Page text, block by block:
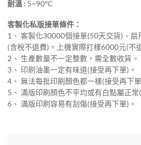
耐溫 : 5~90°C
客製化私版接單條件：
1、 客製化30000個接單(50天交貨)、
(含稅不退費)。上機實際打樣6000元(不
2、 生產數量不一定整數，需全數收貨。
3、 印刷油墨一定有味道(接受再下單)。
4、 無法每批印刷顏色都一樣(接受再下單
5、 滿版印刷顏色不平均或有白點屬正常
6、 滿版印刷容易有刮傷(接受再下單)。